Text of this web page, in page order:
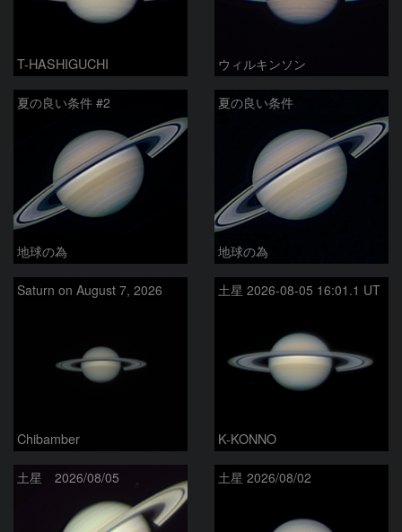
T-HASHIGUCHI ウィルキンソン
夏の良い条件 #2
地球の為
夏の良い条件
地球の為
Saturn on August 7, 2026
Chibamber
土星 2026-08-05 16:01.1 UT
K-KONNO
土星 2026/08/05 土星 2026/08/02